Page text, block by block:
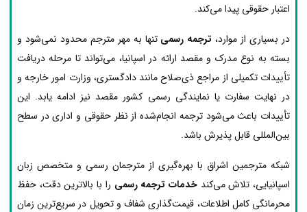
اعتبار حقوقی پیدا می‌کند.
در بسیاری از موارد، ترجمه رسمی تنها به مهر مترجم محدود نمی‌شود و
بسته به نوع مدرک و مقصد ارائه در اسپانیا، می‌تواند تا مرحله دریافت
تأییدات تکمیلی از مراجع ذی‌صلاح مانند دادگستری، وزارت امور خارجه و
در نهایت سفارت یا نمایندگی رسمی کشور مقصد نیز ادامه یابد. این
تأییدات باعث می‌شود ترجمه انجام‌شده از نظر حقوقی و اداری در سطح
بین‌المللی قابل پذیرش باشد.
شبکه مترجمین اشراق با بهره‌گیری از مترجمان رسمی و متخصص زبان
اسپانیایی، تلاش می‌کندخدمات ترجمه رسمی را با بالاترین دقت، حفظ
محرمانگی کامل اطلاعات، قیمت‌گذاری شفاف و تحویل در سریع‌ترین زمان